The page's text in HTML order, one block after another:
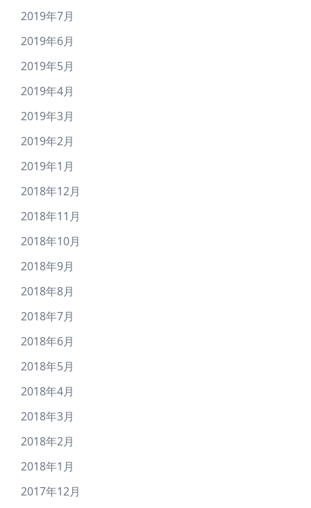
2019年7月
2019年6月
2019年5月
2019年4月
2019年3月
2019年2月
2019年1月
2018年12月
2018年11月
2018年10月
2018年9月
2018年8月
2018年7月
2018年6月
2018年5月
2018年4月
2018年3月
2018年2月
2018年1月
2017年12月